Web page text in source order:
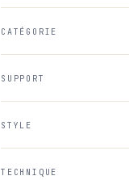
CATÉGORIE
SUPPORT
STYLE
TECHNIQUE